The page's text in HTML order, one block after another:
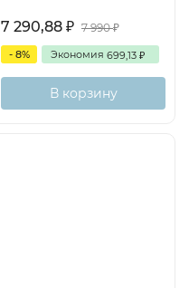
7 290,88 ₽ 7 990₽
- 8% Экономия 699,13 ₽
В корзину